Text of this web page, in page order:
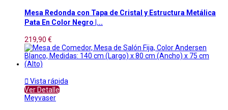
Mesa Redonda con Tapa de Cristal y Estructura Metálica
Pata En Color Negro |...
219,90 €
 Vista rápida
Ver Detalle
Meyvaser